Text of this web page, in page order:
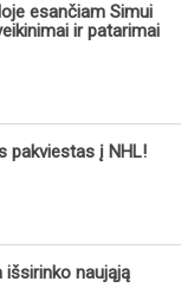
esančiam Simui
ir patarimai
pakviestas į NHL!
išsirinko naująją